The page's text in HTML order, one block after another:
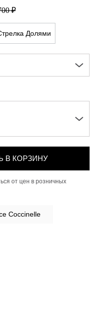
₽
В КОРЗИНУ
от цен в розничных
Coccinelle